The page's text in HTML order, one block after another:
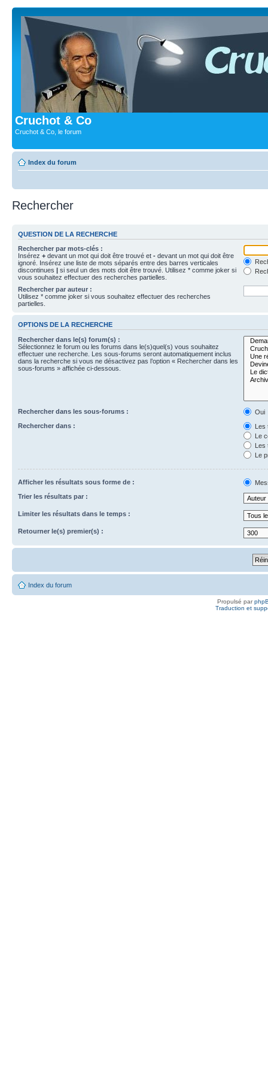
Cruchot & Co
Cruchot & Co, le forum
Index du forum
Rechercher
QUESTION DE LA RECHERCHE
Rechercher par mots-clés :
Insérez + devant un mot qui doit être trouvé et - devant un mot qui doit être
ignoré. Insérez une liste de mots séparés entre des barres verticales
discontinues | si seul un des mots doit être trouvé. Utilisez * comme joker si
vous souhaitez effectuer des recherches partielles.
Rechercher par auteur :
Utilisez * comme joker si vous souhaitez effectuer des recherches
partielles.
OPTIONS DE LA RECHERCHE
Rechercher dans le(s) forum(s) :
Sélectionnez le forum ou les forums dans le(s)quel(s) vous souhaitez
effectuer une recherche. Les sous-forums seront automatiquement inclus
dans la recherche si vous ne désactivez pas l’option « Rechercher dans les
sous-forums » affichée ci-dessous.
Rechercher dans les sous-forums :
Oui
Rechercher dans :
Les
Le
Les
Le
Afficher les résultats sous forme de :
Trier les résultats par :
Limiter les résultats dans le temps :
Retourner le(s) premier(s) :
Index du forum
Propulsé par
Traduction et